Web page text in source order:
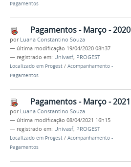
Pagamentos
Pagamentos - Março - 2020
por Luana Constantino Souza
— última modificação 19/04/2020 08h37
— registrado em: Univasf, PROGEST
Localizado em Progest / Acompanhamento -
Pagamentos
Pagamentos - Março - 2021
por Luana Constantino Souza
— última modificação 08/04/2021 16h15
— registrado em: Univasf, PROGEST
Localizado em Progest / Acompanhamento -
Pagamentos